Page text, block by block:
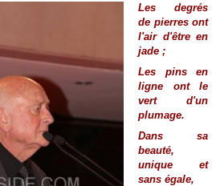
Les degrés
de pierres ont
l'air d'être en
jade ;
Les pins en
ligne ont le
vert d'un
plumage.
Dans sa
beauté,
unique et
sans égale,